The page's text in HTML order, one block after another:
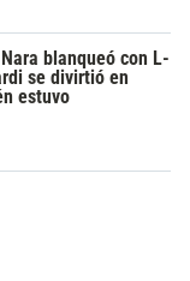
blanqueó con L-
se divirtió en
estuvo